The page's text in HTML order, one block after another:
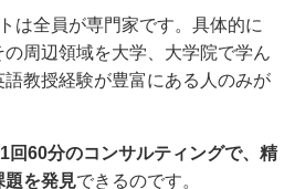
は全員が専門家です。具体的に
周辺領域を大学、大学院で学ん
教授経験が豊富にある人のみが
回60分のコンサルティングで、精
題を発見できるのです。